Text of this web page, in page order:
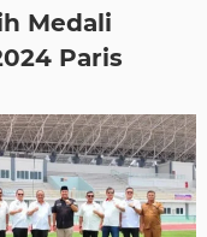
Medali
Paris